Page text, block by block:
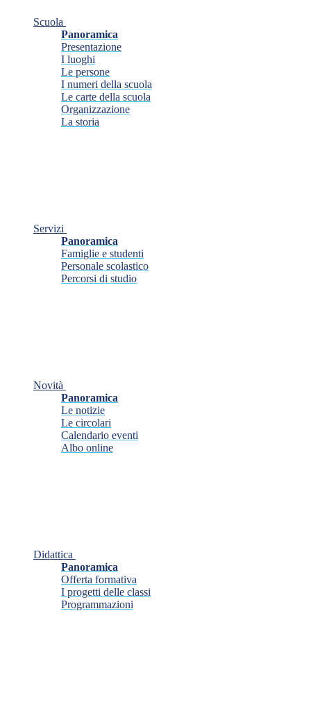
Scuola
Panoramica
Presentazione
I luoghi
Le persone
I numeri della scuola
Le carte della scuola
Organizzazione
La storia
Servizi
Panoramica
Famiglie e studenti
Personale scolastico
Percorsi di studio
Novità
Panoramica
Le notizie
Le circolari
Calendario eventi
Albo online
Didattica
Panoramica
Offerta formativa
I progetti delle classi
Programmazioni